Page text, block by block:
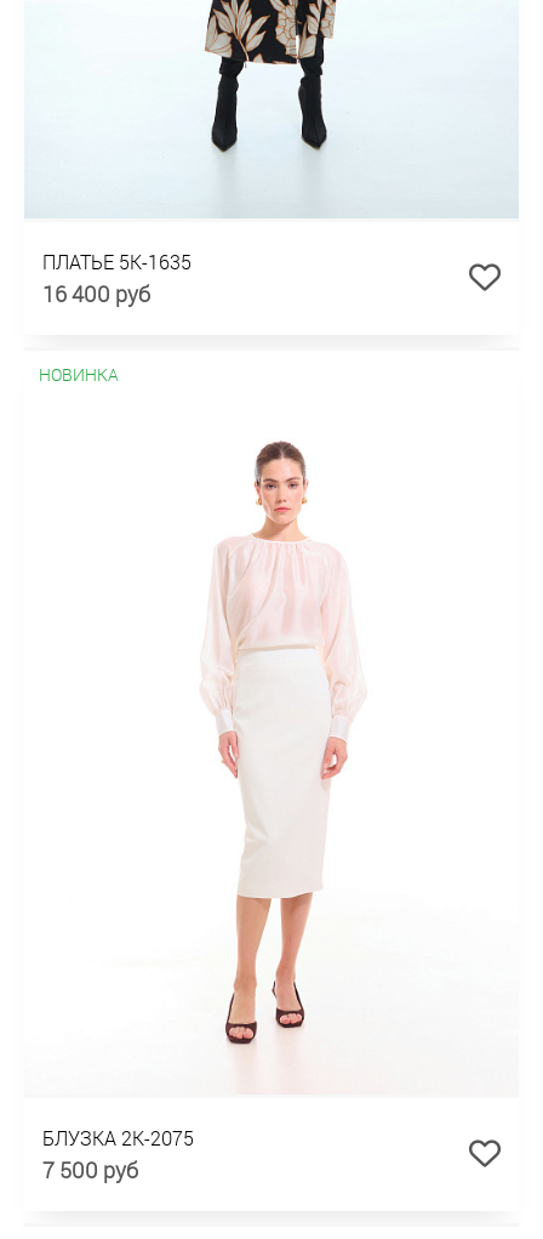
ПЛАТЬЕ 5К-1635
16 400 руб
НОВИНКА
БЛУЗКА 2К-2075
7 500 руб